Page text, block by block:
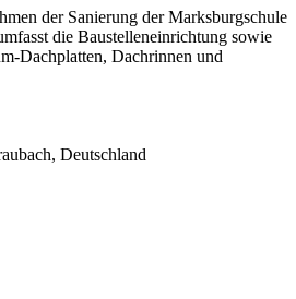
der Sanierung der Marksburgschule
die Baustelleneinrichtung sowie
Dachplatten, Dachrinnen und
Deutschland